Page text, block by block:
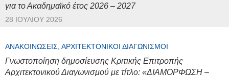
για το Ακαδημαϊκό έτος 2026 – 2027
28 ΙΟΥΛΊΟΥ 2026
ΑΝΑΚΟΙΝΏΣΕΙΣ, ΑΡΧΙΤΕΚΤΟΝΙΚΟΊ ΔΙΑΓΩΝΙΣΜΟΊ
Γνωστοποίηση δημοσίευσης Κριτικής Επιτροπής
Αρχιτεκτονικού Διαγωνισμού με τίτλο: «ΔΙΑΜΟΡΦΩΣΗ –